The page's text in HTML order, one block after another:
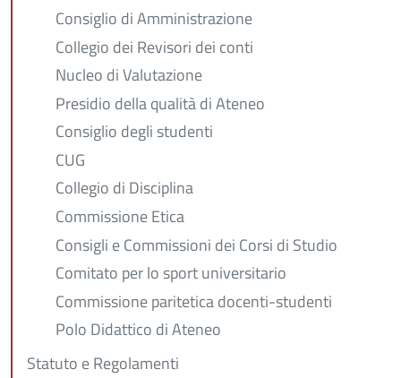
Consiglio di Amministrazione
Collegio dei Revisori dei conti
Nucleo di Valutazione
Presidio della qualità di Ateneo
Consiglio degli studenti
CUG
Collegio di Disciplina
Commissione Etica
Consigli e Commissioni dei Corsi di Studio
Comitato per lo sport universitario
Commissione paritetica docenti-studenti
Polo Didattico di Ateneo
Statuto e Regolamenti